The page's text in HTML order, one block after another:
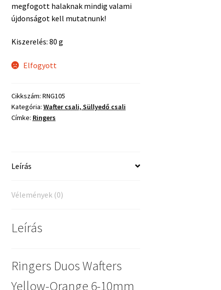
megfogott halaknak mindig valami
újdonságot kell mutatnunk!
Kiszerelés: 80 g
Elfogyott
Cikkszám: RNG105
Kategória: Wafter csali, Süllyedő csali
Címke: Ringers
Leírás
Vélemények (0)
Leírás
Ringers Duos Wafters
Yellow-Orange 6-10mm